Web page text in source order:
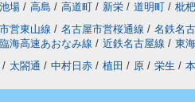
池場 / 高島 / 高道町 / 新栄 / 道明町 / 枇
営東山線 / 名古屋市営桜通線 / 名鉄名
海高速あおなみ線 / 近鉄名古屋線 / 東
/ 太閤通 / 中村日赤 / 植田 / 原 / 栄生 /